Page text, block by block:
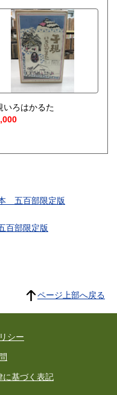
いろはかるた
五百部限定版
部限定版
ページ上部へ戻る
シー
に基づく表記